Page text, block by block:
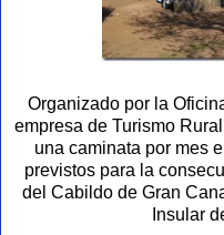
Organizado por la
empresa de Turismo
una caminata por mes
previstos para la
del Cabildo de Gran
Insular